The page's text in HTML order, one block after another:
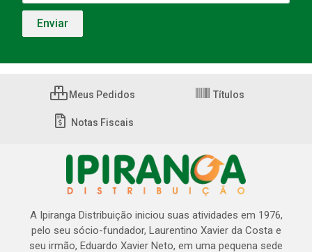
Meus Pedidos Títulos
Notas Fiscais
A Ipiranga Distribuição iniciou suas atividades em 1976,
pelo seu sócio-fundador, Laurentino Xavier da Costa e
seu irmão, Eduardo Xavier Neto, em uma pequena sede